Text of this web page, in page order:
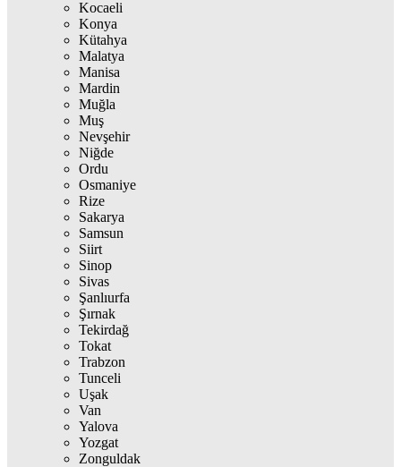
Kocaeli
Konya
Kütahya
Malatya
Manisa
Mardin
Muğla
Muş
Nevşehir
Niğde
Ordu
Osmaniye
Rize
Sakarya
Samsun
Siirt
Sinop
Sivas
Şanlıurfa
Şırnak
Tekirdağ
Tokat
Trabzon
Tunceli
Uşak
Van
Yalova
Yozgat
Zonguldak